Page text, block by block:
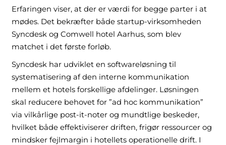
Erfaringen viser, at der er værdi for begge parter i at
mødes. Det bekræfter både startup-virksomheden
Syncdesk og Comwell hotel Aarhus, som blev
matchet i det første forløb.
Syncdesk har udviklet en softwareløsning til
systematisering af den interne kommunikation
mellem et hotels forskellige afdelinger. Løsningen
skal reducere behovet for ”ad hoc kommunikation”
via vilkårlige post-it-noter og mundtlige beskeder,
hvilket både effektiviserer driften, frigør ressourcer og
mindsker fejlmargin i hotellets operationelle drift. I